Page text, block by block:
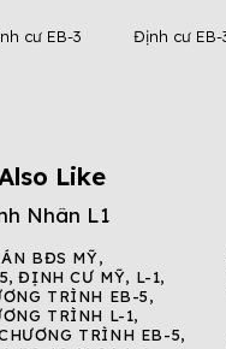
cư EB-3 Định cư EB-
Like
BĐS MỸ,
,ĐỊNH CƯ MỸ, L-1,
TRÌNH EB-5,
TRÌNH L-1,
TRÌNH EB-5,